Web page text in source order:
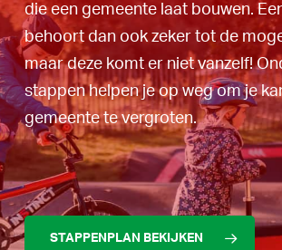
die een gemeente laat bouwen.
behoort dan ook zeker tot de
maar deze komt er niet vanzelf!
stappen helpen je op weg om je
gemeente te vergroten.
STAPPENPLAN BEKIJKEN